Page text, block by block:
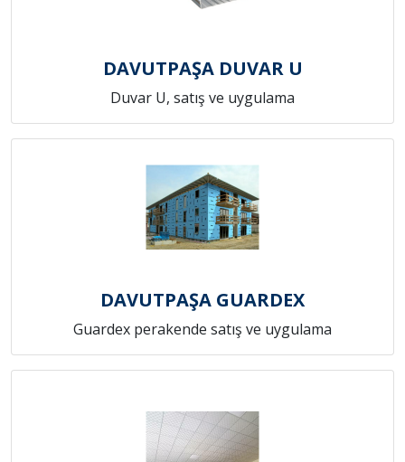
DAVUTPAŞA DUVAR U
Duvar U, satış ve uygulama
DAVUTPAŞA GUARDEX
Guardex perakende satış ve uygulama